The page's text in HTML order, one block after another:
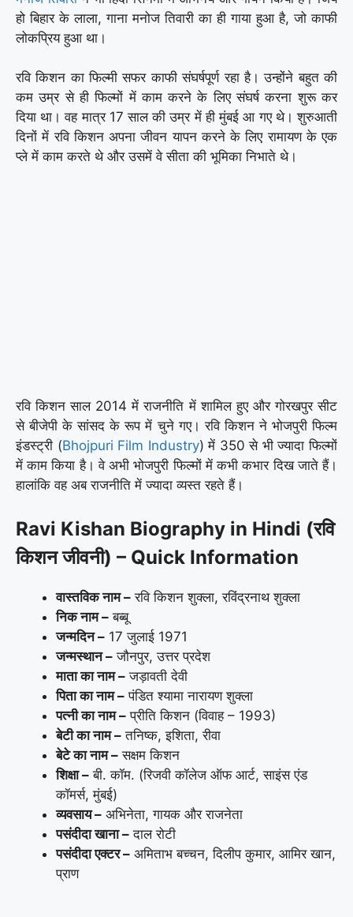
हो बिहार के लाला, गाना मनोज तिवारी का ही गाया हुआ है, जो काफी
लोकप्रिय हुआ था।
रवि किशन का फिल्मी सफर काफी संघर्षपूर्ण रहा है। उन्होंने बहुत की
कम उम्र से ही फिल्मों में काम करने के लिए संघर्ष करना शुरू कर
दिया था। वह मात्र 17 साल की उम्र में ही मुंबई आ गए थे। शुरुआती
दिनों में रवि किशन अपना जीवन यापन करने के लिए रामायण के एक
प्ले में काम करते थे और उसमें वे सीता की भूमिका निभाते थे।
रवि किशन साल 2014 में राजनीति में शामिल हुए और गोरखपुर सीट
से बीजेपी के सांसद के रूप में चुने गए। रवि किशन ने भोजपुरी फिल्म
इंडस्ट्री (Bhojpuri Film Industry) में 350 से भी ज्यादा फिल्मों
में काम किया है। वे अभी भोजपुरी फिल्मों में कभी कभार दिख जाते हैं।
हालांकि वह अब राजनीति में ज्यादा व्यस्त रहते हैं।
Ravi Kishan Biography in Hindi (रवि
किशन जीवनी) – Quick Information
वास्तविक नाम – रवि किशन शुक्ला, रविंद्रनाथ शुक्ला
निक नाम – बब्बू
जन्मदिन – 17 जुलाई 1971
जन्मस्थान – जौनपुर, उत्तर प्रदेश
माता का नाम – जड़ावती देवी
पिता का नाम – पंडित श्यामा नारायण शुक्ला
पत्नी का नाम – प्रीति किशन (विवाह – 1993)
बेटी का नाम – तनिष्क, इशिता, रीवा
बेटे का नाम – सक्षम किशन
शिक्षा – बी. कॉम. (रिजवी कॉलेज ऑफ आर्ट, साइंस एंड
कॉमर्स, मुंबई)
व्यवसाय – अभिनेता, गायक और राजनेता
पसंदीदा खाना – दाल रोटी
पसंदीदा एक्टर – अमिताभ बच्चन, दिलीप कुमार, आमिर खान,
प्राण